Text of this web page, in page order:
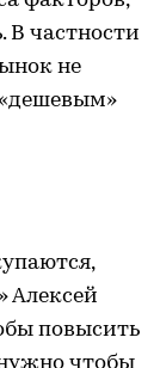
В частности
не
Алексей
повысить